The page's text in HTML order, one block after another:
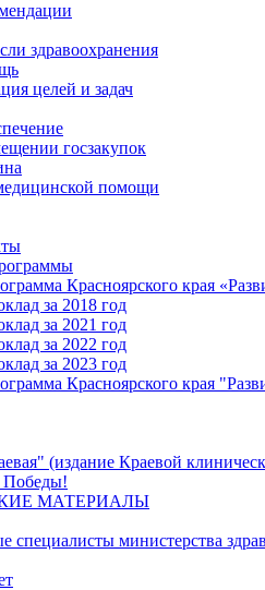
здравоохранения
целей и задач
госзакупок
помощи
Красноярского края
за 2018 год
за 2021 год
за 2022 год
за 2023 год
Красноярского края
(издание Краевой
Победы!
МАТЕРИАЛЫ
специалисты министерства